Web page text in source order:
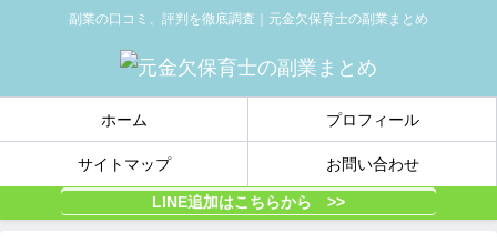
副業の口コミ、評判を徹底調査｜元金欠保育士の副業まとめ
ホーム プロフィール
サイトマップ お問い合わせ
LINE追加はこちらから >>